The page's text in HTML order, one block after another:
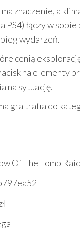
znaczenie, a
PS4) łączy w
wydarzeń.
cenią
na elementy
na sytuację.
gra trafia do
Of The Tomb